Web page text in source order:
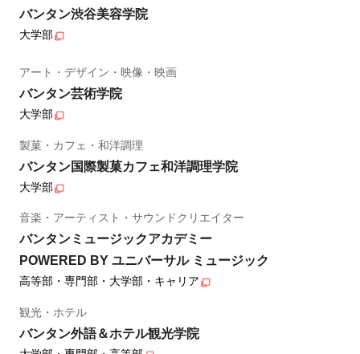
バンタン渋谷美容学院
大学部
アート・デザイン・映像・映画
バンタン芸術学院
大学部
製菓・カフェ・和洋調理
バンタン国際製菓カフェ和洋調理学院
大学部
音楽・アーティスト・サウンドクリエイター
バンタンミュージックアカデミー
POWERED BY ユニバーサル ミュージック
高等部・専門部・大学部・キャリア
観光・ホテル
バンタン外語＆ホテル観光学院